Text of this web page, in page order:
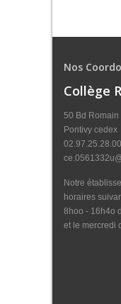
Nos
Collège
50 Bd
Pontivy cedex
02.97.25.28.00
Notre
horaires
8hoo - 16h4o
et le mercredi